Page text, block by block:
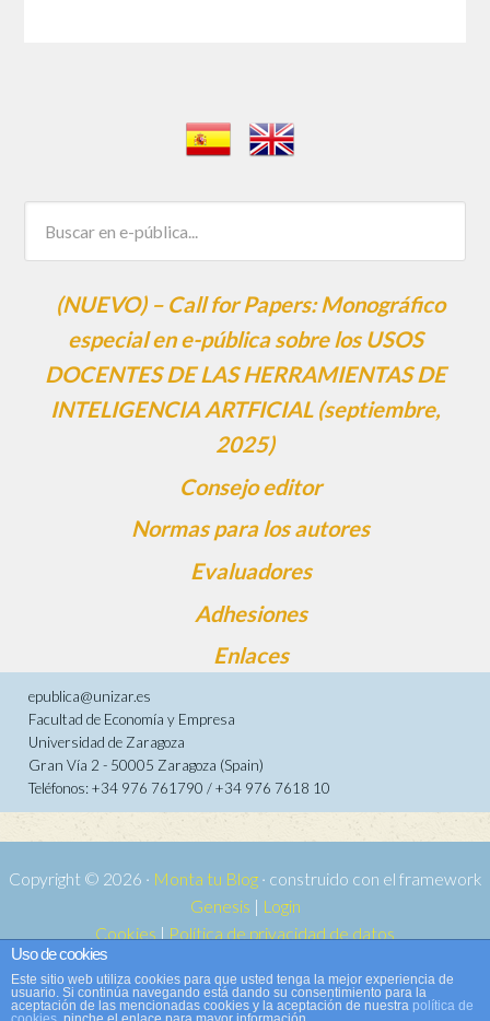
(NUEVO) – Call for Papers: Monográfico
especial en e-pública sobre los USOS
DOCENTES DE LAS HERRAMIENTAS DE
INTELIGENCIA ARTFICIAL (septiembre,
2025)
Consejo editor
Normas para los autores
Evaluadores
Adhesiones
Enlaces
epublica@unizar.es
Facultad de Economía y Empresa
Universidad de Zaragoza
Gran Vía 2 - 50005 Zaragoza (Spain)
Teléfonos: +34 976 761790 / +34 976 7618 10
Copyright © 2026 · Monta tu Blog· construido con el framework
Genesis | Login
Cookies | Política de privacidad de datos
Copyright © 2026 ·
WordPress·Acceder
Uso de cookies
Este sitio web utiliza cookies para que usted tenga la mejor experiencia de
usuario. Si continúa navegando está dando su consentimiento para la
aceptación de las mencionadas cookies y la aceptación de nuestra política de